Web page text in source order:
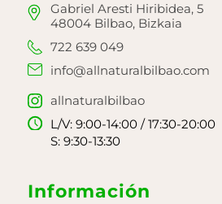
Gabriel Aresti Hiribidea, 5
48004 Bilbao, Bizkaia
722 639 049
info@allnaturalbilbao.com
allnaturalbilbao
L/V: 9:00-14:00 / 17:30-20:00
S: 9:30-13:30
Información